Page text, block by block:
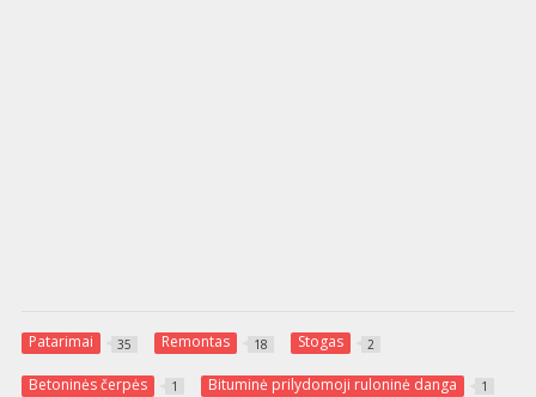
Patarimai 35 Remontas 18 Stogas 2
Betoninės čerpės 1 Bituminė prilydomoji ruloninė danga 1